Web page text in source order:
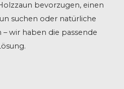
bevorzugen, einen
suchen oder natürliche
wir haben die passende